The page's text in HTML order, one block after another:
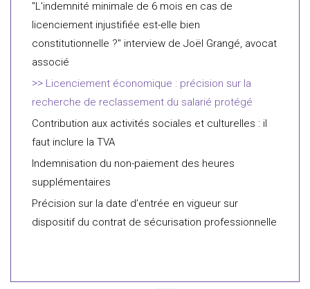
"L'indemnité minimale de 6 mois en cas de
licenciement injustifiée est-elle bien
constitutionnelle ?" interview de Joël Grangé, avocat
associé
Licenciement économique : précision sur la
recherche de reclassement du salarié protégé
Contribution aux activités sociales et culturelles : il
faut inclure la TVA
Indemnisation du non-paiement des heures
supplémentaires
Précision sur la date d’entrée en vigueur sur
dispositif du contrat de sécurisation professionnelle